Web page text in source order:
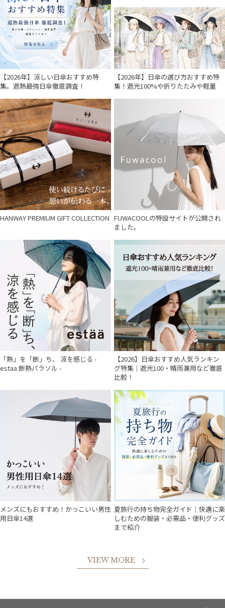
【2026年】涼しい日傘おすすめ特
集。遮熱最強日傘徹底調査！
【2026年】日傘の選び方おすすめ特
集！遮光100%や折りたたみや軽量
HANWAY PREMIUM GIFT COLLECTION FUWACOOLの特設サイトが公開され
ました。
「熱」を「断」ち、 涼を感じる -
estaa 断熱パラソル -
【2026】日傘おすすめ人気ランキン
グ特集｜遮光100・晴雨兼用など徹底
比較！
メンズにもおすすめ！かっこいい男性
用日傘14選
夏旅行の持ち物完全ガイド｜快適に楽
しむための服装・必需品・便利グッズ
まで紹介
VIEW MORE